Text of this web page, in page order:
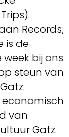
Records;
is de
bij ons
steun van
van
Gatz.